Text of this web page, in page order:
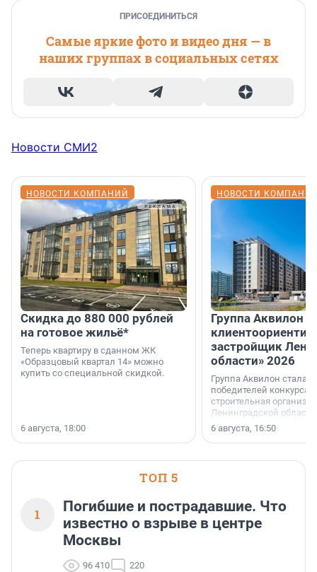
ПРИСОЕДИНИТЬСЯ
Самые яркие фото и видео дня — в
наших группах в социальных сетях
Новости СМИ2
НОВОСТИ КОМПАНИЙ
Скидка до 880 000 рублей
на готовое жильё*
Теперь квартиру в сданном ЖК
«Образцовый квартал 14» можно
купить со специальной скидкой.
6 августа, 18:00
НОВОСТИ
Группа Аквилон
застройщик
области» 2026
Группа Аквилон стала
победителей конкурса
строительная
Ленинградской области
номинации «Самый
застройщик
области».
6 августа, 16:50
ТОП 5
1
Погибшие и пострадавшие. Что
известно о взрыве в центре
Москвы
96 410 220